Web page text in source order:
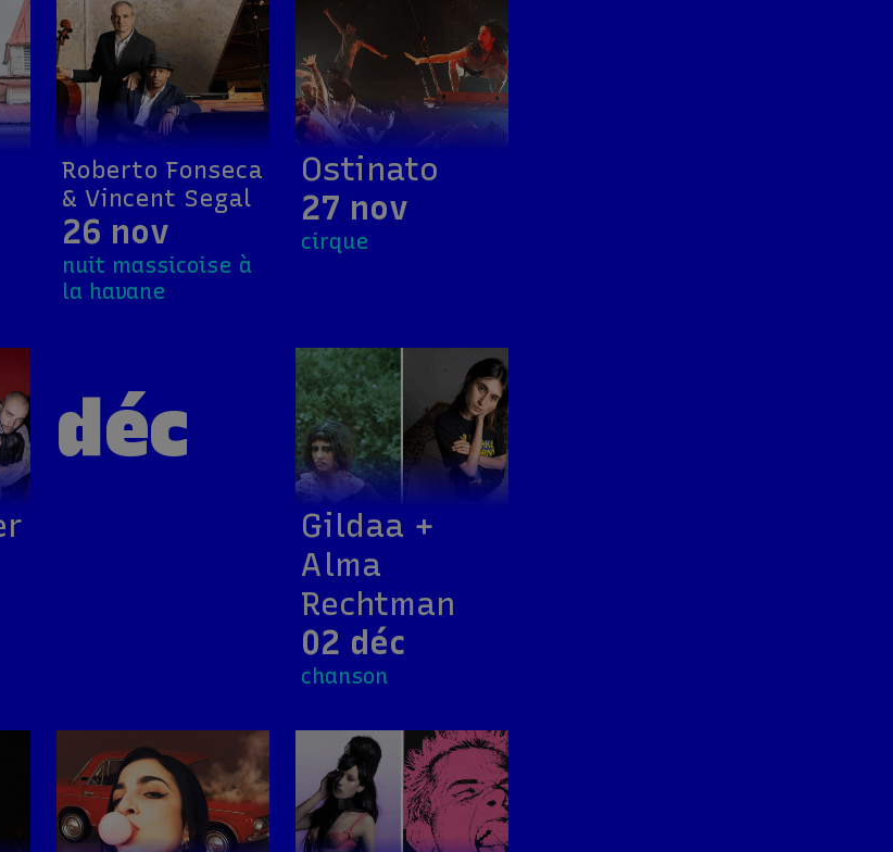
Roberto Fonseca
& Vincent Segal
26 nov
nuit massicoise à
la havane
Ostinato
27 nov
cirque
déc
Gildaa +
Alma
Rechtman
02 déc
chanson